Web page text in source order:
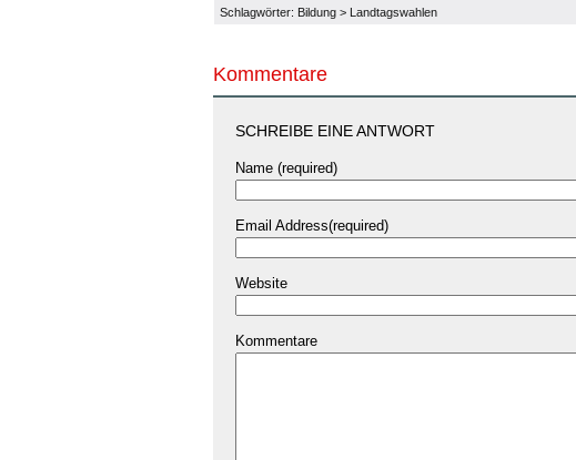
Schlagwörter: Bildung > Landtagswahlen
Kommentare
SCHREIBE EINE ANTWORT
Name (required)
Email Address(required)
Website
Kommentare